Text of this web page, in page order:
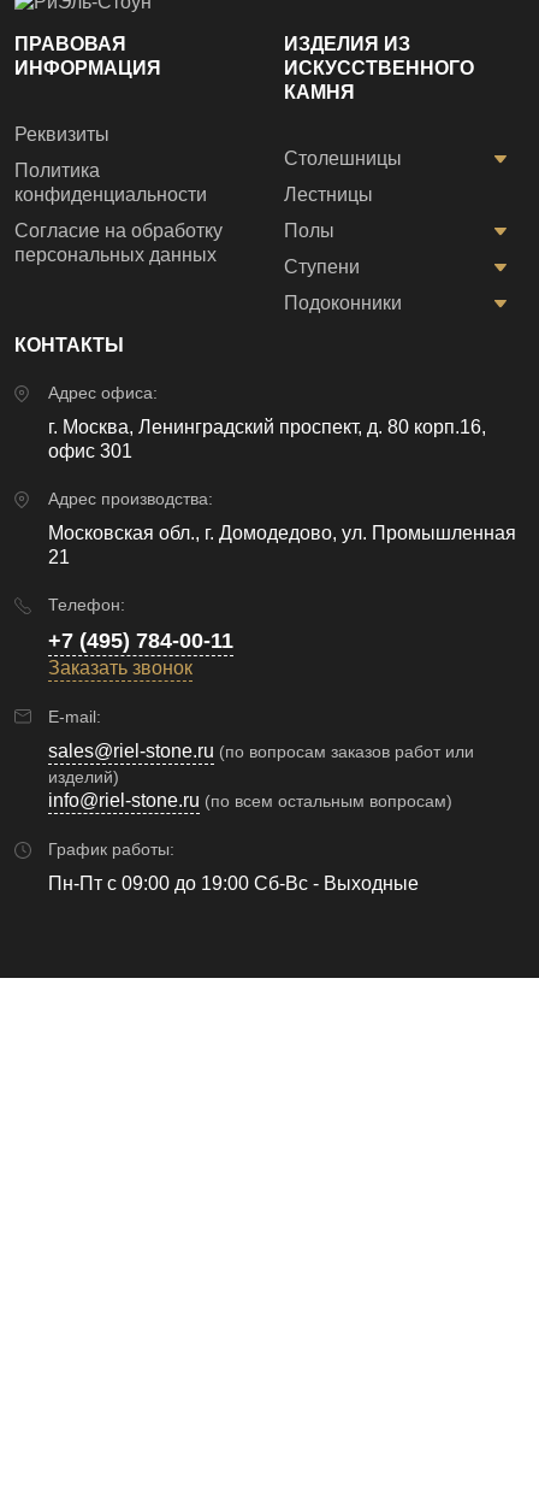
ПРАВОВАЯ
ИНФОРМАЦИЯ
Реквизиты
Политика
конфиденциальности
Согласие на обработку
персональных данных
ИЗДЕЛИЯ ИЗ
ИСКУССТВЕННОГО
КАМНЯ
Столешницы
Лестницы
Полы
Ступени
Подоконники
КОНТАКТЫ
Адрес офиса:
г. Москва, Ленинградский проспект, д. 80 корп.16,
офис 301
Адрес производства:
Московская обл., г. Домодедово, ул. Промышленная
21
Телефон:
+7 (495) 784-00-11
Заказать звонок
E-mail:
sales@riel-stone.ru (по вопросам заказов работ или
изделий)
info@riel-stone.ru (по всем остальным вопросам)
График работы:
Пн-Пт с 09:00 до 19:00 Сб-Вс - Выходные